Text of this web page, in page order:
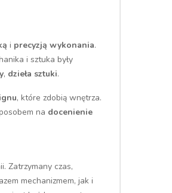
i precyzją wykonania.
i sztuka były
, dzieła sztuki.
, które zdobią wnętrza.
na docenienie
Zatrzymany czas,
mechanizmem, jak i